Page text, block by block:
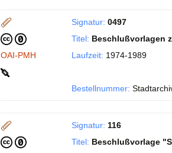
OAI-PMH
Signatur: 0497
Titel: Beschlußvorlagen
Laufzeit: 1974-1989
Bestellnummer:
Signatur: 116
Titel: Beschlußvorlage